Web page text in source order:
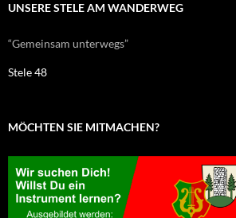
UNSERE STELE AM WANDERWEG
“Gemeinsam unterwegs”
Stele 48
MÖCHTEN SIE MITMACHEN?